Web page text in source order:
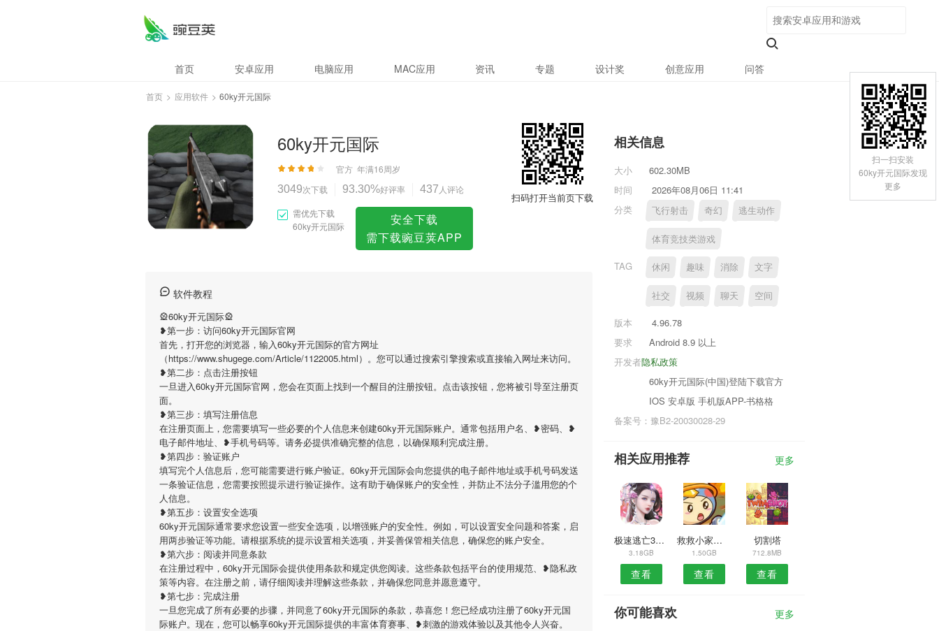
首页 安卓应用 电脑应用 MAC应用 资讯 专题 设计奖 创意应用 问答
首页 > 应用软件 > 60ky开元国际
60ky开元国际
官方 年满16周岁
3049次下载 93.30%好评率 437 人评论
需优先下载
60ky开元国际
安全下载
需下载豌豆荚APP
扫码打开当前页下载
软件教程
🎡60ky开元国际🎡
❥第一步：访问60ky开元国际官网
首先，打开您的浏览器，输入60ky开元国际的官方网址
（https://www.shugege.com/Article/1122005.html）。您可以通过搜索引擎搜索或直接输入网址来访问。
❥第二步：点击注册按钮
一旦进入60ky开元国际官网，您会在页面上找到一个醒目的注册按钮。点击该按钮，您将被引导至注册页
面。
❥第三步：填写注册信息
在注册页面上，您需要填写一些必要的个人信息来创建60ky开元国际账户。通常包括用户名、❥密码、❥
电子邮件地址、❥手机号码等。请务必提供准确完整的信息，以确保顺利完成注册。
❥第四步：验证账户
填写完个人信息后，您可能需要进行账户验证。60ky开元国际会向您提供的电子邮件地址或手机号码发送
一条验证信息，您需要按照提示进行验证操作。这有助于确保账户的安全性，并防止不法分子滥用您的个
人信息。
❥第五步：设置安全选项
60ky开元国际通常要求您设置一些安全选项，以增强账户的安全性。例如，可以设置安全问题和答案，启
用两步验证等功能。请根据系统的提示设置相关选项，并妥善保管相关信息，确保您的账户安全。
❥第六步：阅读并同意条款
在注册过程中，60ky开元国际会提供使用条款和规定供您阅读。这些条款包括平台的使用规范、❥隐私政
策等内容。在注册之前，请仔细阅读并理解这些条款，并确保您同意并愿意遵守。
❥第七步：完成注册
一旦您完成了所有必要的步骤，并同意了60ky开元国际的条款，恭喜您！您已经成功注册了60ky开元国
际账户。现在，您可以畅享60ky开元国际提供的丰富体育赛事、❥刺激的游戏体验以及其他令人兴奋。
相关信息
大小
602.30MB
时间
2026年08月06日 11:41
分类
飞行射击 奇幻 逃生动作
体育竞技类游戏
TAG 休闲 趣味 消除 文字
社交 视频 聊天 空间
版本
4.96.78
要求
Android 8.9 以上
隐私政策
开发者
60ky开元国际(中国)登陆下载官方
IOS 安卓版 手机版APP-书格格
备案号：豫B2-20030028-29
相关应用推荐 更多
极速逃亡3完整版
3.18GB
查看
救救小家伙游戏
1.50GB
查看
切割塔
712.8MB
查看
你可能喜欢 更多
扫一扫安装
60ky开元国际发现
更多